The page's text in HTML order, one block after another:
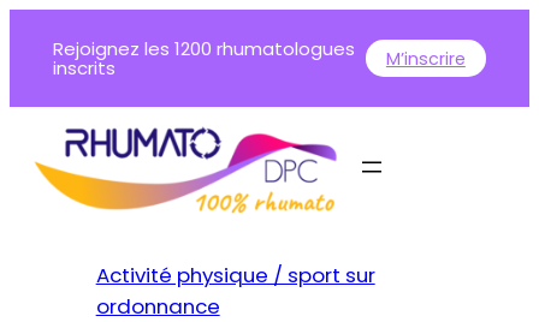
Rejoignez les 1200 rhumatologues
inscrits M’inscrire
Activité physique / sport sur
ordonnance